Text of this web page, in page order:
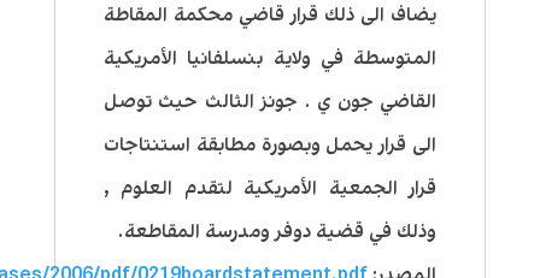
يضاف الى ذلك قرار قاضي محكمة المقاطة
المتوسطة في ولاية بنسلفانيا الأمريكية
القاضي جون ي . جونز الثالث حيث توصل
الى قرار يحمل وبصورة مطابقة استنتاجات
قرار الجمعية الأمريكية لتقدم العلوم ,
وذلك في قضية دوفر ومدرسة المقاطعة.